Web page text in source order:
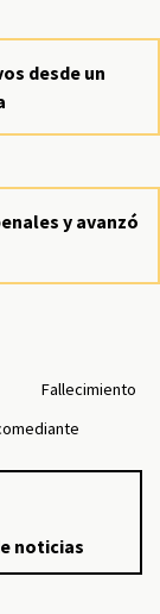
desde un
y avanzó
Fallecimiento
noticias